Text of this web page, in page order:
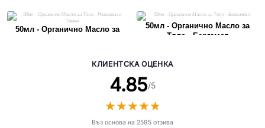
50мл - Органично Масло за
50мл - Органично Масло за
Тяло - Бергамот
КЛИЕНТСКА ОЦЕНКА
4.85/5
★★★★★
★★★★★
Въз основа на 2595 отзива